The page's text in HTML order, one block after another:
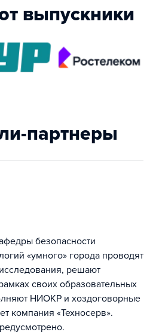
выпускники
партнеры
безопасности
«умного» города проводят
решают
своих образовательных
НИОКР и хоздоговорные
компания «Техносерв».